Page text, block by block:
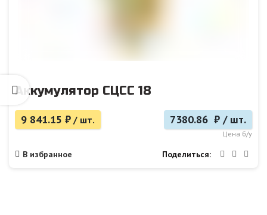
Аккумулятор СЦСС 18
9 841.15 ₽ / шт. 7380.86 ₽ / шт.
Цена б/у
В избранное Поделиться